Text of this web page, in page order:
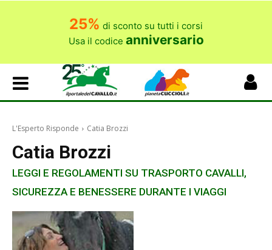
25% di sconto su tutti i corsi
Usa il codice anniversario
L'Esperto Risponde Catia Brozzi
Catia Brozzi
LEGGI E REGOLAMENTI SU TRASPORTO CAVALLI,
SICUREZZA E BENESSERE DURANTE I VIAGGI